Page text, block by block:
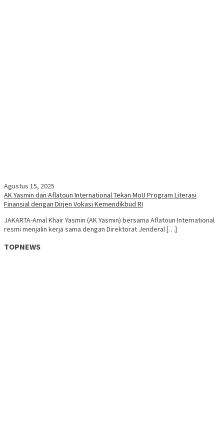
Agustus 15, 2025
AK Yasmin dan Aflatoun International Tekan MoU Program Literasi
Finansial dengan Dirjen Vokasi Kemendikbud RI
JAKARTA-Amal Khair Yasmin (AK Yasmin) bersama Aflatoun International
resmi menjalin kerja sama dengan Direktorat Jenderal […]
TOPNEWS